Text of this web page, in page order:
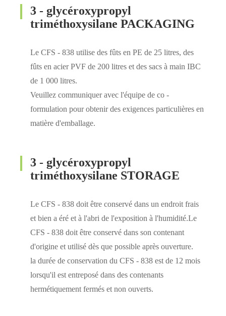
3 - glycéroxypropyl
triméthoxysilane PACKAGING
Le CFS - 838 utilise des fûts en PE de 25 litres, des
fûts en acier PVF de 200 litres et des sacs à main IBC
de 1 000 litres.
Veuillez communiquer avec l'équipe de co -
formulation pour obtenir des exigences particulières en
matière d'emballage.
3 - glycéroxypropyl
triméthoxysilane STORAGE
Le CFS - 838 doit être conservé dans un endroit frais
et bien a éré et à l'abri de l'exposition à l'humidité.Le
CFS - 838 doit être conservé dans son contenant
d'origine et utilisé dès que possible après ouverture.
la durée de conservation du CFS - 838 est de 12 mois
lorsqu'il est entreposé dans des contenants
hermétiquement fermés et non ouverts.